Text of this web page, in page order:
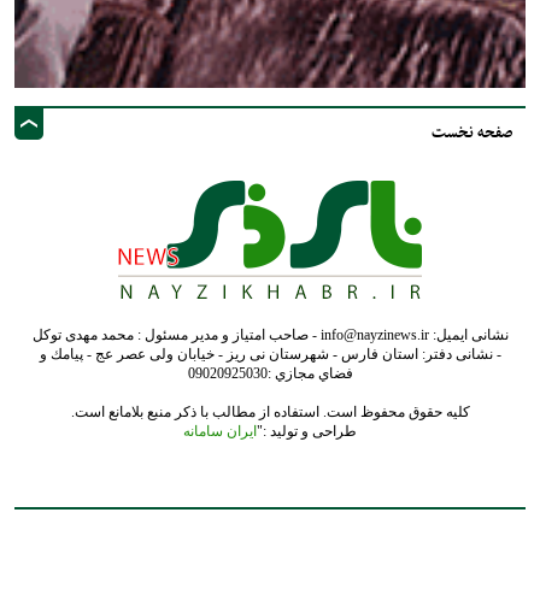
صفحه نخست
نشانی ایمیل: info@nayzinews.ir - صاحب امتیاز و مدیر مسئول : محمد مهدی توکل
- نشانی دفتر: استان فارس - شهرستان نی ریز - خیابان ولی عصر عج - پيامك و
فضاي مجازي :09020925030
کلیه حقوق محفوظ است. استفاده از مطالب با ذکر منبع بلامانع است.
طراحی و تولید :"ایران سامانه